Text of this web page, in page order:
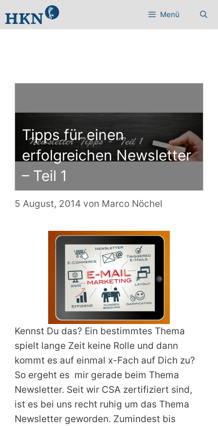
Inhalt
Menü
Tipps für einen
erfolgreichen Newsletter
– Teil 1
5 August, 2014 von Marco Nöchel
Kennst Du das? Ein bestimmtes Thema
spielt lange Zeit keine Rolle und dann
kommt es auf einmal x-Fach auf Dich zu?
So ergeht es mir gerade beim Thema
Newsletter. Seit wir CSA zertifiziert sind,
ist es bei uns recht ruhig um das Thema
Newsletter geworden. Zumindest bis